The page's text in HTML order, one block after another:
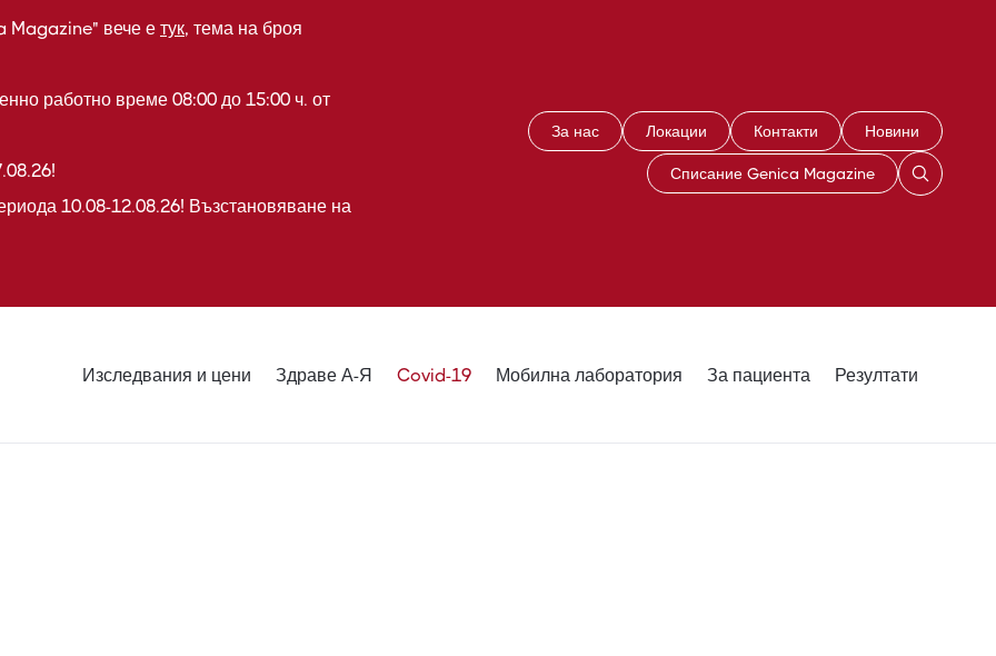
Magazine" вече е тук, тема на броя
работно време 08:00 до 15:00 ч. от
10.08-12.08.26! Възстановяване на
За нас Локации Контакти Новини
Списание Genica Magazine
Изследвания и цени Здраве А-Я Covid-19 Мобилна лаборатория За пациента Резултати